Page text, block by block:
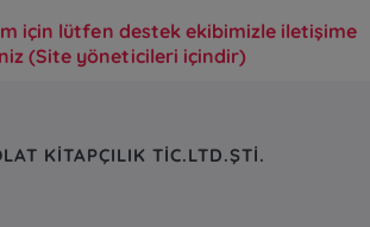
için lütfen destek ekibimizle iletişime
(Site yöneticileri içindir)
KİTAPÇILIK TİC.LTD.ŞTİ.